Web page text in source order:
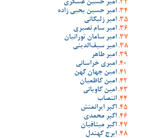
امیر حسین عسگری
امیر حسین یحیی زاده
امیر زلیکانی
امیر سام نصیری
امیر سامان تورانیان
امیر سیف‌الدینی
امیر طاهر
امیری خراسانی
امین جهان کهن
امین کاظمیان
امین کاویانی
انتصاب
اکبر ایرانمنش
اکبر محمدی
اکبر میثاقیان
ایرج کهندل